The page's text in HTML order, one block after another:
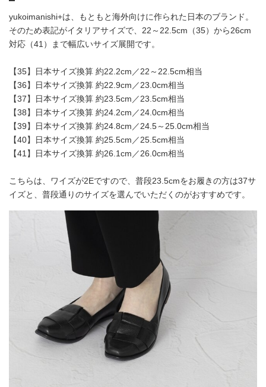
yukoimanishi+は、もともと海外向けに作られた日本のブランド。
そのため表記がイタリアサイズで、22～22.5cm（35）から26cm
対応（41）まで幅広いサイズ展開です。
【35】日本サイズ換算 約22.2cm／22～22.5cm相当
【36】日本サイズ換算 約22.9cm／23.0cm相当
【37】日本サイズ換算 約23.5cm／23.5cm相当
【38】日本サイズ換算 約24.2cm／24.0cm相当
【39】日本サイズ換算 約24.8cm／24.5～25.0cm相当
【40】日本サイズ換算 約25.5cm／25.5cm相当
【41】日本サイズ換算 約26.1cm／26.0cm相当
こちらは、ワイズが2Eですので、普段23.5cmをお履きの方は37サ
イズと、普段通りのサイズを選んでいただくのがおすすめです。